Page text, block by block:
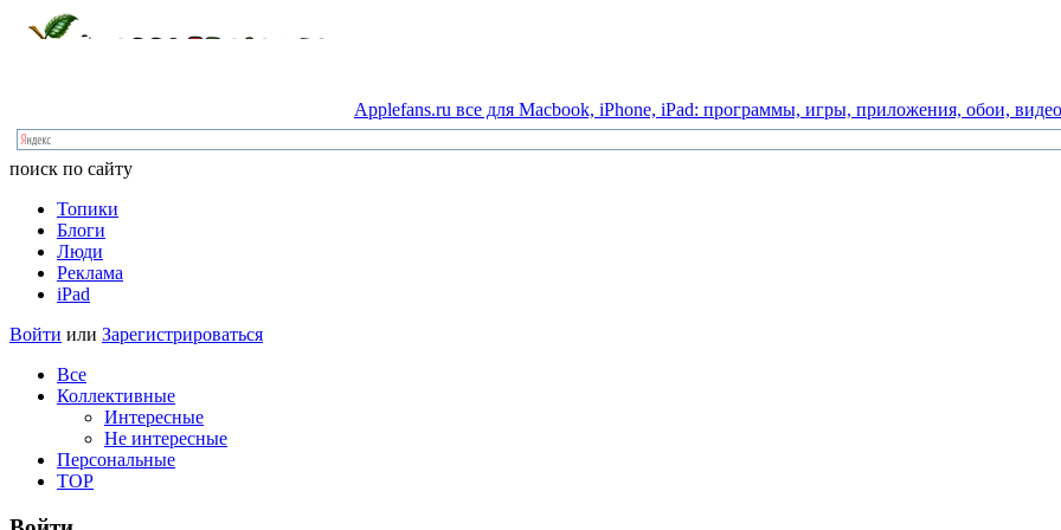
Applefans.ru все для Macbook, iPhone, iPad: программы, игры, приложения, обои, видео
поиск по сайту
Топики
Блоги
Люди
Реклама
iPad
Войти или Зарегистрироваться
Все
Коллективные
Интересные
Не интересные
Персональные
TOP